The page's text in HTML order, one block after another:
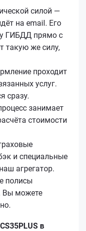
силой —
на email. Его
ГИБДД прямо с
такую же силу,
проходит
услуг.
сразу.
занимает
стоимости
и специальные
агрегатор.
полисы
Вы можете
в